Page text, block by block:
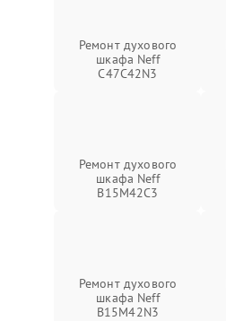
Ремонт духового
шкафа Neff
C47C42N3
Ремонт духового
шкафа Neff
B15M42C3
Ремонт духового
шкафа Neff
B15M42N3